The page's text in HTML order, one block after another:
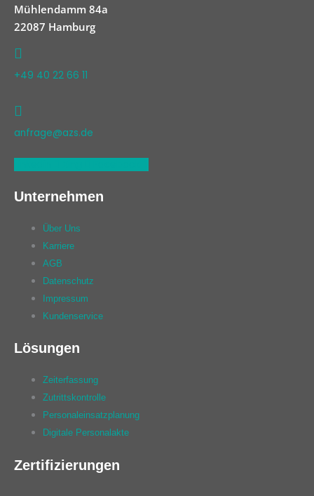
Mühlendamm 84a
22087 Hamburg
+49 40 22 66 11
anfrage@azs.de
Unternehmen
Über Uns
Karriere
AGB
Datenschutz
Impressum
Kundenservice
Lösungen
Zeiterfassung
Zutrittskontrolle
Personaleinsatzplanung
Digitale Personalakte
Zertifizierungen